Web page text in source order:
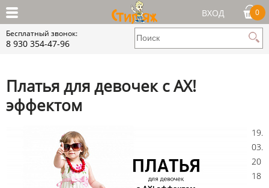
ВХОД 0
Бесплатный звонок:
8 930 354-47-96
Платья для девочек с АХ!
эффектом
19.
03.
20
18